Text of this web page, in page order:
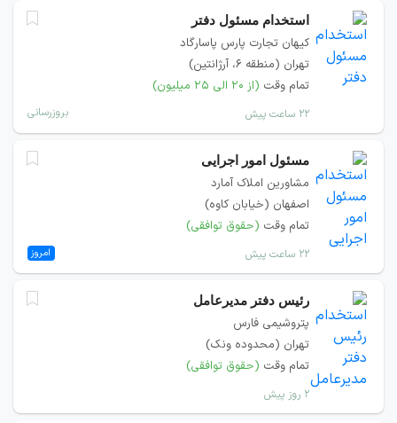
استخدام مسئول دفتر
کیهان تجارت پارس پاسارگاد
تهران (منطقه ۶، آرژانتین)
تمام وقت (از ۲۰ الی ۲۵ میلیون)
۲۲ ساعت پیش بروزرسانی
مسئول امور اجرایی
مشاورین املاک آمارد
اصفهان (خیابان کاوه)
تمام وقت (حقوق توافقی)
۲۲ ساعت پیش امروز
رئیس دفتر مدیرعامل
پتروشیمی فارس
تهران (محدوده ونک)
تمام وقت (حقوق توافقی)
۲ روز پیش